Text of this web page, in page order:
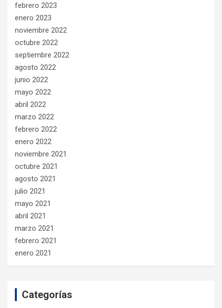
febrero 2023
enero 2023
noviembre 2022
octubre 2022
septiembre 2022
agosto 2022
junio 2022
mayo 2022
abril 2022
marzo 2022
febrero 2022
enero 2022
noviembre 2021
octubre 2021
agosto 2021
julio 2021
mayo 2021
abril 2021
marzo 2021
febrero 2021
enero 2021
Categorías